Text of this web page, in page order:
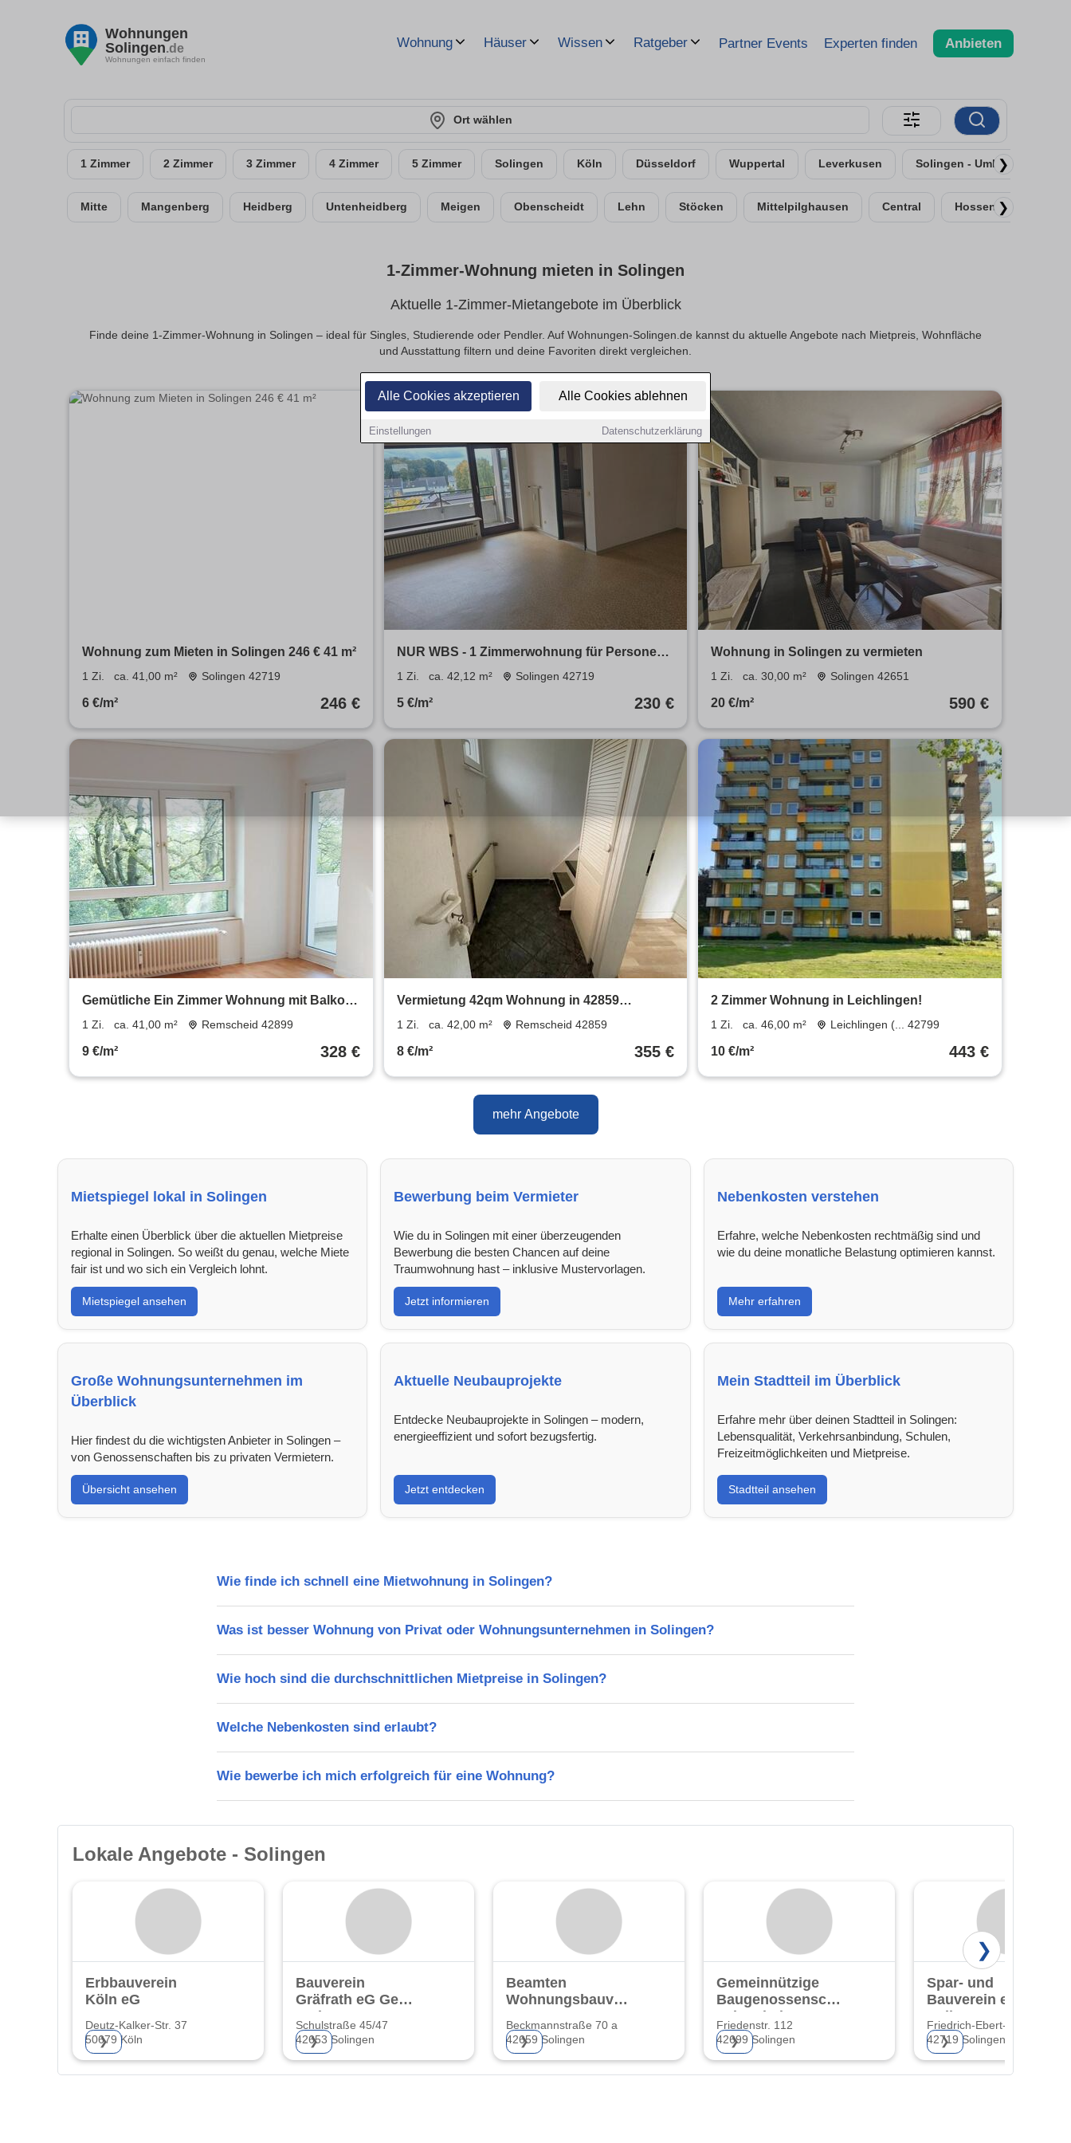
Alle Cookies akzeptieren Alle Cookies ablehnen
Einstellungen Datenschutzerklärung
Wohnungen
Solingen.de
Wohnungen einfach finden
Wohnung Häuser Wissen Ratgeber Partner Events Experten finden Anbieten
Ort wählen
1 Zimmer 2 Zimmer 3 Zimmer 4 Zimmer 5 Zimmer Solingen Köln Düsseldorf Wuppertal Leverkusen Solingen - Umland
❯
Mitte Mangenberg Heidberg Untenheidberg Meigen Obenscheidt Lehn Stöcken Mittelpilghausen Central Hossenhaus
❯
1-Zimmer-Wohnung mieten in Solingen
Aktuelle 1-Zimmer-Mietangebote im Überblick
Finde deine 1-Zimmer-Wohnung in Solingen – ideal für Singles, Studierende oder Pendler. Auf Wohnungen-Solingen.de kannst du aktuelle Angebote nach Mietpreis, Wohnfläche
und Ausstattung filtern und deine Favoriten direkt vergleichen.
Wohnung zum Mieten in Solingen 246 € 41 m²
1 Zi. ca. 41,00 m² Solingen 42719
6 €/m² 246 €
NUR WBS - 1 Zimmerwohnung für Personen
ab 60 Jahre in Solingen-Wald!
1 Zi. ca. 42,12 m² Solingen 42719
5 €/m² 230 €
Wohnung in Solingen zu vermieten
1 Zi. ca. 30,00 m² Solingen 42651
20 €/m² 590 €
Gemütliche Ein Zimmer Wohnung mit Balkon
in ruhiger Lage zu vermieten
1 Zi. ca. 41,00 m² Remscheid 42899
9 €/m² 328 €
Vermietung 42qm Wohnung in 42859
Remscheid
1 Zi. ca. 42,00 m² Remscheid 42859
8 €/m² 355 €
2 Zimmer Wohnung in Leichlingen!
1 Zi. ca. 46,00 m² Leichlingen (... 42799
10 €/m² 443 €
mehr Angebote
Mietspiegel lokal in Solingen
Erhalte einen Überblick über die aktuellen Mietpreise
regional in Solingen. So weißt du genau, welche Miete
fair ist und wo sich ein Vergleich lohnt.
Mietspiegel ansehen
Bewerbung beim Vermieter
Wie du in Solingen mit einer überzeugenden
Bewerbung die besten Chancen auf deine
Traumwohnung hast – inklusive Mustervorlagen.
Jetzt informieren
Nebenkosten verstehen
Erfahre, welche Nebenkosten rechtmäßig sind und
wie du deine monatliche Belastung optimieren kannst.
Mehr erfahren
Große Wohnungsunternehmen im
Überblick
Hier findest du die wichtigsten Anbieter in Solingen –
von Genossenschaften bis zu privaten Vermietern.
Übersicht ansehen
Aktuelle Neubauprojekte
Entdecke Neubauprojekte in Solingen – modern,
energieeffizient und sofort bezugsfertig.
Jetzt entdecken
Mein Stadtteil im Überblick
Erfahre mehr über deinen Stadtteil in Solingen:
Lebensqualität, Verkehrsanbindung, Schulen,
Freizeitmöglichkeiten und Mietpreise.
Stadtteil ansehen
Wie finde ich schnell eine Mietwohnung in Solingen?
Was ist besser Wohnung von Privat oder Wohnungsunternehmen in Solingen?
Wie hoch sind die durchschnittlichen Mietpreise in Solingen?
Welche Nebenkosten sind erlaubt?
Wie bewerbe ich mich erfolgreich für eine Wohnung?
Lokale Angebote - Solingen
Erbbauverein
Köln eG
Deutz-Kalker-Str. 37
50679 Köln
❯
Bauverein
Gräfrath eG Gem.
Wohnungsgenossenschaft
Schulstraße 45/47
42653 Solingen
❯
Beamten
Wohnungsbauverein
Beckmannstraße 70 a
42659 Solingen
❯
Gemeinnützige
Baugenossenschaft
"Eigenheim" eG
Friedenstr. 112
42699 Solingen
❯
Spar- und
Bauverein eG
Solingen-Wald
Friedrich-Ebert-Str. 44
42719 Solingen
❯
❯